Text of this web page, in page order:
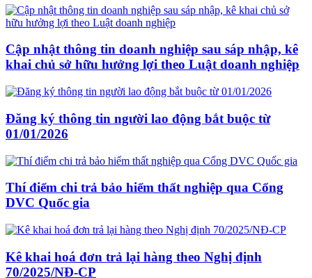
Cập nhật thông tin doanh nghiệp sau sáp nhập, kê
khai chủ sở hữu hưởng lợi theo Luật doanh nghiệp
Đăng ký thông tin người lao động bắt buộc từ
01/01/2026
Thí điểm chi trả bảo hiểm thất nghiệp qua Cổng
DVC Quốc gia
Kê khai hoá đơn trả lại hàng theo Nghị định
70/2025/NĐ-CP